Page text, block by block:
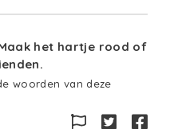
het hartje rood of
woorden van deze